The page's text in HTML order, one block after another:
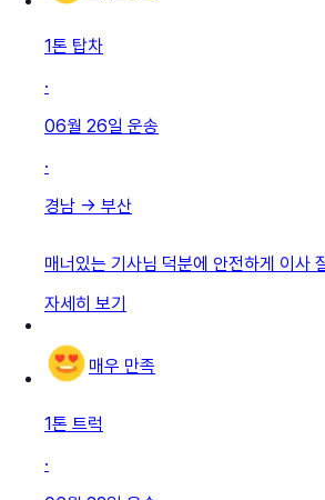
1톤 탑차
·
06월 26일 운송
·
경남 → 부산
매너있는 기사님 덕분에 안전하게 이사
자세히 보기
매우 만족
1톤 트럭
·